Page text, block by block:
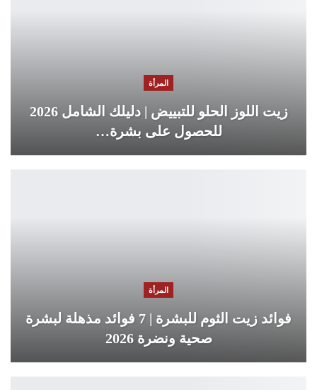
المرأة
زيت اللوز الحلو للتبييض | دليلك الشامل 2026
للحصول على بشرة…
المرأة
فوائد زيت الثوم للبشرة | 7 فوائد مذهلة لبشرة
صحية ونضرة 2026